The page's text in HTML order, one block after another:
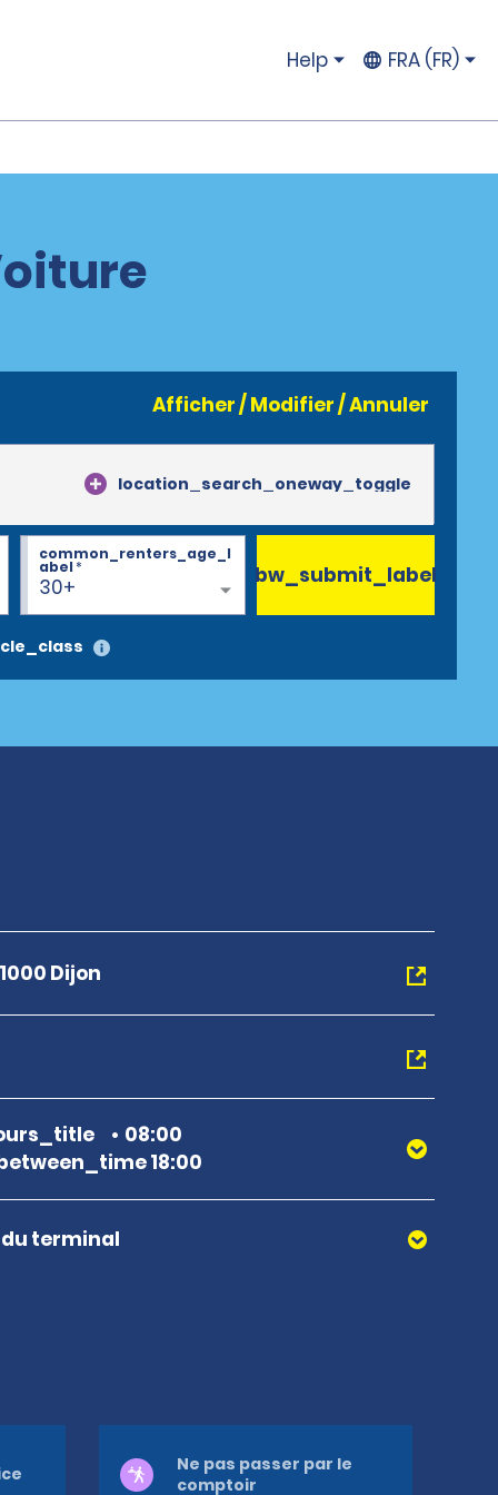
Help FRA (FR)
Afficher / Modifier / Annuler
location_search_oneway_toggle
30+
common_renters_age_l
abel* bw_submit_label
Dijon
08:00
18:00
terminal
Ne pas passer par le
comptoir